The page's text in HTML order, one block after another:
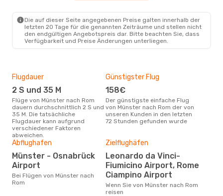
Die auf dieser Seite angegebenen Preise galten innerhalb der
letzten 20 Tage für die genannten Zeiträume und stellen nicht
den endgültigen Angebotspreis dar. Bitte beachten Sie, dass
Verfügbarkeit und Preise Änderungen unterliegen.
Flugdauer
2 S und 35 M
Flüge von Münster nach Rom
dauern durchschnittlich 2 S und
35 M. Die tatsächliche
Flugdauer kann aufgrund
verschiedener Faktoren
abweichen.
Günstigster Flug
158€
Der günstigste einfache Flug
von Münster nach Rom der von
unseren Kunden in den letzten
72 Stunden gefunden wurde
Abflughafen
Münster - Osnabrück
Airport
Bei Flügen von Münster nach
Rom
Zielflughäfen
Leonardo da Vinci-
Fiumicino Airport, Rome
Ciampino Airport
Wenn Sie von Münster nach Rom
reisen